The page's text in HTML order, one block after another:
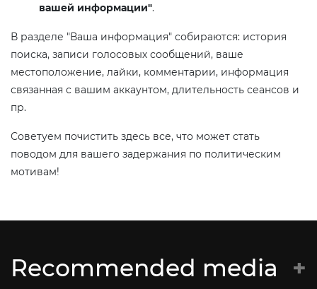
вашей информации".
В разделе "Ваша информация" собираются: история
поиска, записи голосовых сообщений, ваше
местоположение, лайки, комментарии, информация
связанная с вашим аккаунтом, длительность сеансов и
пр.
Советуем почистить здесь все, что может стать
поводом для вашего задержания по политическим
мотивам!
Recommended media